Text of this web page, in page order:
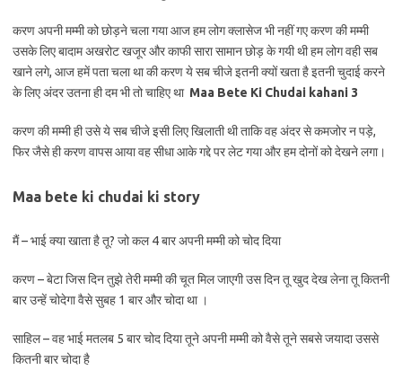
करण अपनी मम्मी को छोड़ने चला गया आज हम लोग क्लासेज भी नहीं गए करण की मम्मी
उसके लिए बादाम अखरोट खजूर और काफी सारा सामान छोड़ के गयी थी हम लोग वही सब
खाने लगे, आज हमें पता चला था की करण ये सब चीजे इतनी क्यों खता है इतनी चुदाई करने
के लिए अंदर उतना ही दम भी तो चाहिए था Maa Bete Ki Chudai kahani 3
करण की मम्मी ही उसे ये सब चीजे इसी लिए खिलाती थी ताकि वह अंदर से कमजोर न पड़े,
फिर जैसे ही करण वापस आया वह सीधा आके गद्दे पर लेट गया और हम दोनों को देखने लगा।
Maa bete ki chudai ki story
मैं – भाई क्या खाता है तू? जो कल 4 बार अपनी मम्मी को चोद दिया
करण – बेटा जिस दिन तुझे तेरी मम्मी की चूत मिल जाएगी उस दिन तू खुद देख लेना तू कितनी
बार उन्हें चोदेगा वैसे सुबह 1 बार और चोदा था ।
साहिल – वह भाई मतलब 5 बार चोद दिया तूने अपनी मम्मी को वैसे तूने सबसे जयादा उससे
कितनी बार चोदा है